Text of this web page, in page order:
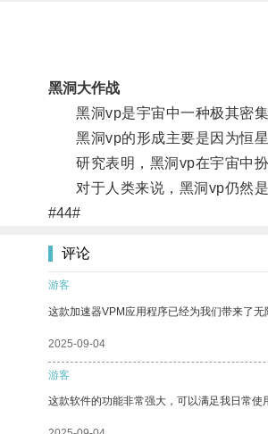
黑洞大作战
黑洞vp是宇宙中一种极其密集
黑洞vp的形成主要是因为恒星
研究表明，黑洞vp在宇宙中扮
对于人类来说，黑洞vp仍然是
#44#
评论
游客
这款加速器VPM应用程序已经为我们带来了无
2025-09-04
游客
这款软件的功能非常强大，可以满足我日常使